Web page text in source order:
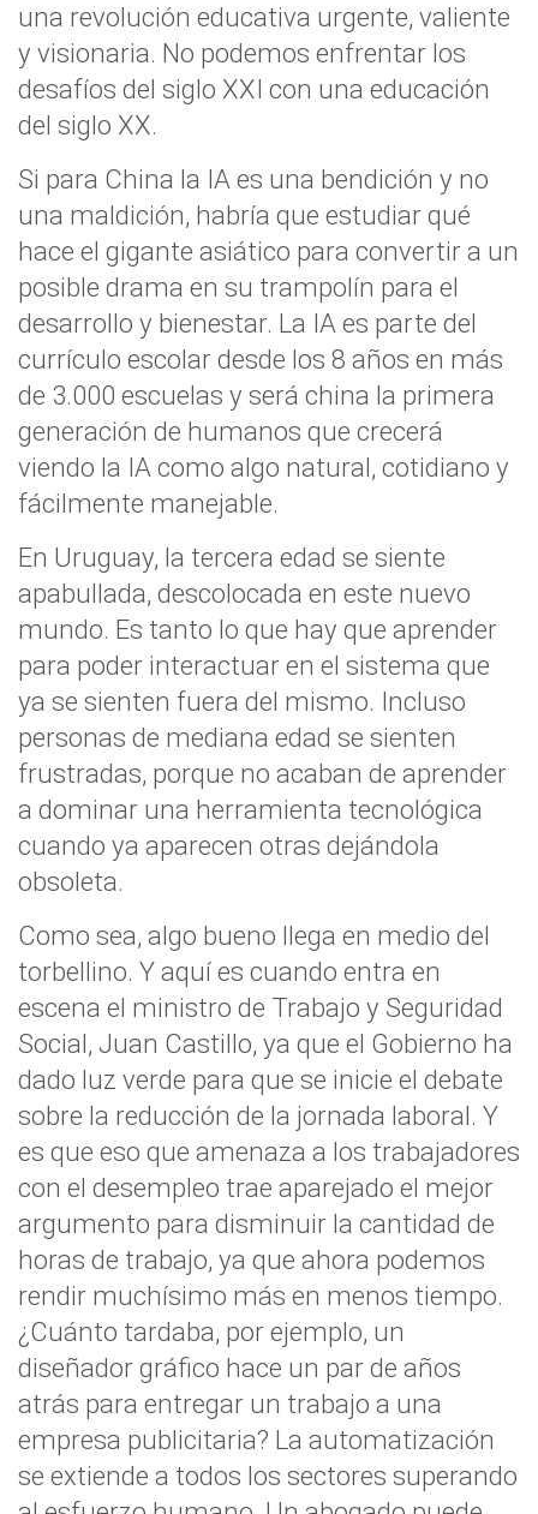
una revolución educativa urgente, valiente
y visionaria. No podemos enfrentar los
desafíos del siglo XXI con una educación
del siglo XX.
Si para China la IA es una bendición y no
una maldición, habría que estudiar qué
hace el gigante asiático para convertir a un
posible drama en su trampolín para el
desarrollo y bienestar. La IA es parte del
currículo escolar desde los 8 años en más
de 3.000 escuelas y será china la primera
generación de humanos que crecerá
viendo la IA como algo natural, cotidiano y
fácilmente manejable.
En Uruguay, la tercera edad se siente
apabullada, descolocada en este nuevo
mundo. Es tanto lo que hay que aprender
para poder interactuar en el sistema que
ya se sienten fuera del mismo. Incluso
personas de mediana edad se sienten
frustradas, porque no acaban de aprender
a dominar una herramienta tecnológica
cuando ya aparecen otras dejándola
obsoleta.
Como sea, algo bueno llega en medio del
torbellino. Y aquí es cuando entra en
escena el ministro de Trabajo y Seguridad
Social, Juan Castillo, ya que el Gobierno ha
dado luz verde para que se inicie el debate
sobre la reducción de la jornada laboral. Y
es que eso que amenaza a los trabajadores
con el desempleo trae aparejado el mejor
argumento para disminuir la cantidad de
horas de trabajo, ya que ahora podemos
rendir muchísimo más en menos tiempo.
¿Cuánto tardaba, por ejemplo, un
diseñador gráfico hace un par de años
atrás para entregar un trabajo a una
empresa publicitaria? La automatización
se extiende a todos los sectores superando